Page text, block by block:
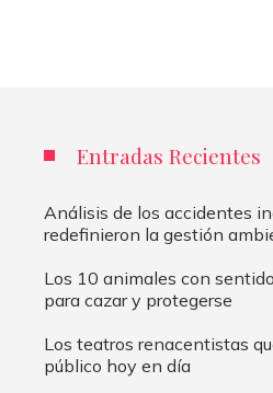
Entradas Recientes
Análisis de los accidentes
redefinieron la gestión
Los 10 animales con
para cazar y protegerse
Los teatros renacentistas
público hoy en día